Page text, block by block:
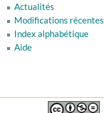
Actualités
Modifications récentes
Index alphabétique
Aide